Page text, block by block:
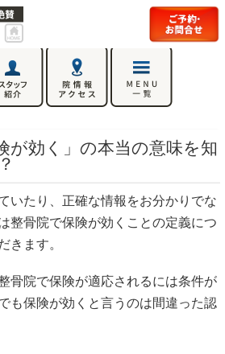
が効く」の本当の意味を知
いたり、正確な情報をお分かりでな
整骨院で保険が効くことの定義につ
きます。
骨院で保険が適応されるには条件が
も保険が効くと言うのは間違った認